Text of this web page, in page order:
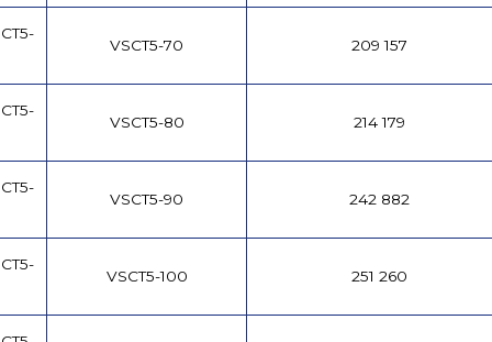
VSCT5-70 209 157
VSCT5-80 214 179
VSCT5-90 242 882
VSCT5-100 251 260